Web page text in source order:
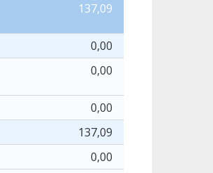
137,09
0,00
0,00
0,00
137,09
0,00